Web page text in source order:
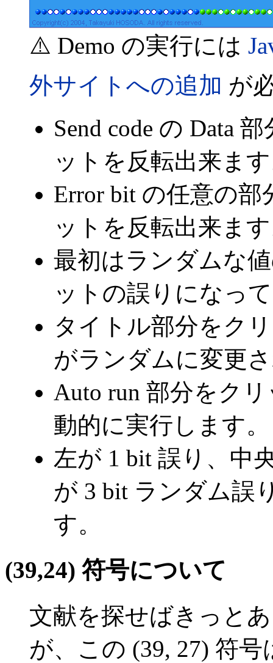
⚠️ Demo の実行には
外サイトへの追加 が
Send code の Data
ットを反転出来ま
Error bit の任意の
ットを反転出来ま
最初はランダムな
ットの誤りになっ
タイトル部分をク
がランダムに変更
Auto run 部分をク
動的に実行します。
左が 1 bit 誤り、中
が 3 bit ランダム誤
す。
(39,24) 符号について
文献を探せばきっと
が、この (39, 27) 符